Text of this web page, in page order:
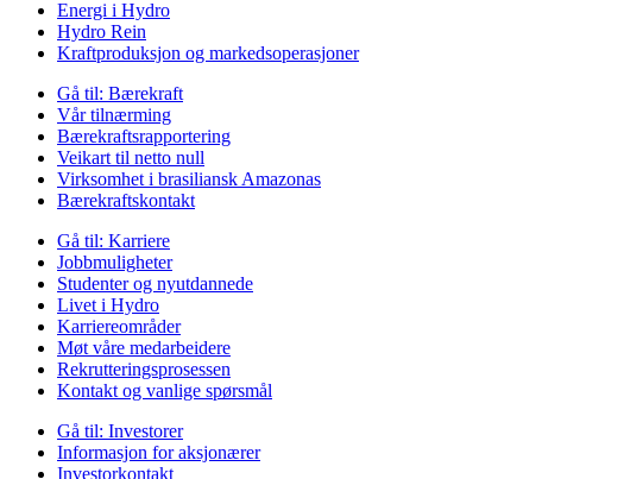
Energi i Hydro
Hydro Rein
Kraftproduksjon og markedsoperasjoner
Gå til: Bærekraft
Vår tilnærming
Bærekraftsrapportering
Veikart til netto null
Virksomhet i brasiliansk Amazonas
Bærekraftskontakt
Gå til: Karriere
Jobbmuligheter
Studenter og nyutdannede
Livet i Hydro
Karriereområder
Møt våre medarbeidere
Rekrutteringsprosessen
Kontakt og vanlige spørsmål
Gå til: Investorer
Informasjon for aksjonærer
Investorkontakt